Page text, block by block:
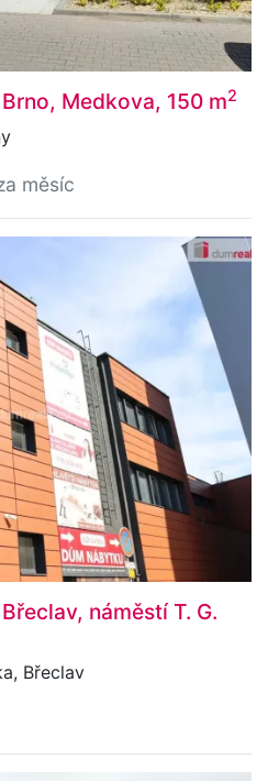
Medkova, 150 m2
měsíc
náměstí T. G.
Břeclav